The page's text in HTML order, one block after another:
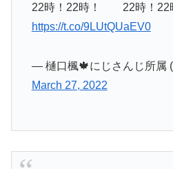
22時！22時！ 22時！22
https://t.co/9LUtQUaEV0
— 樋口楓🍁にじさんじ所属
March 27, 2022